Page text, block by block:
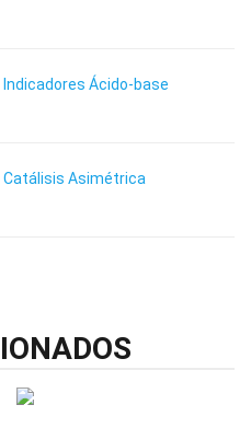
Indicadores Ácido-base
Catálisis Asimétrica